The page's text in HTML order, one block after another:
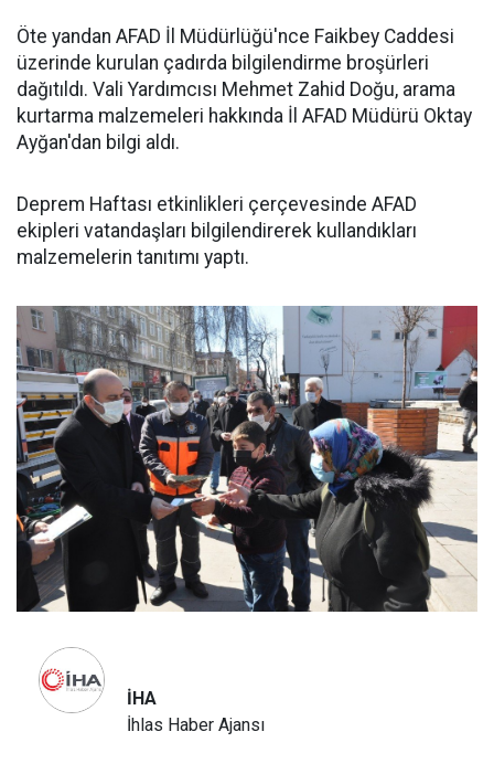
Öte yandan AFAD İl Müdürlüğü'nce Faikbey Caddesi
üzerinde kurulan çadırda bilgilendirme broşürleri
dağıtıldı. Vali Yardımcısı Mehmet Zahid Doğu, arama
kurtarma malzemeleri hakkında İl AFAD Müdürü Oktay
Ayğan'dan bilgi aldı.
Deprem Haftası etkinlikleri çerçevesinde AFAD
ekipleri vatandaşları bilgilendirerek kullandıkları
malzemelerin tanıtımı yaptı.
İHA
İhlas Haber Ajansı